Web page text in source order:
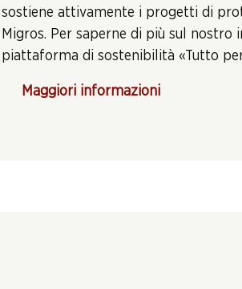
sostiene attivamente i progetti di
Migros. Per saperne di più sul nostro
piattaforma di sostenibilità «Tutto
Maggiori informazioni